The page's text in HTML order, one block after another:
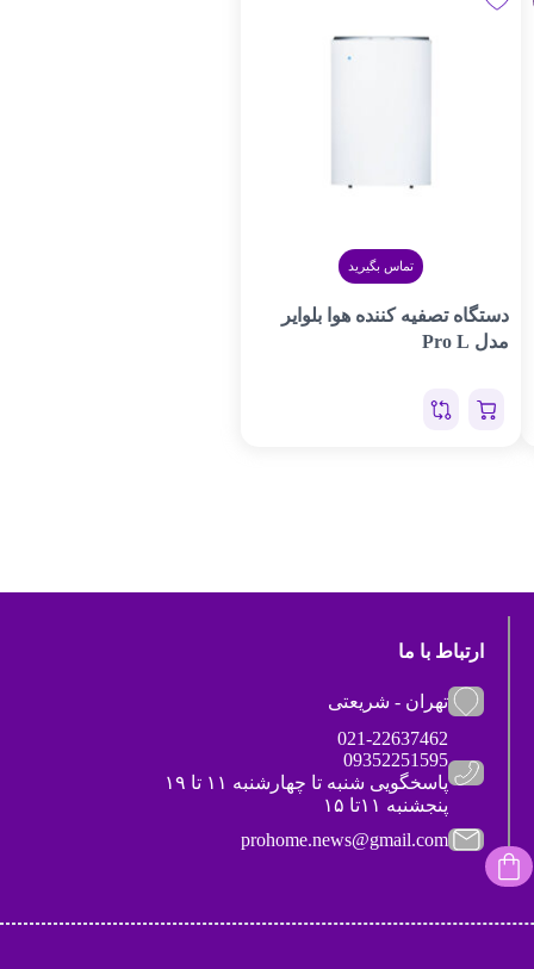
تماس بگیرید
دستگاه تصفیه کننده هوا بلوایر
مدل Pro L
ارتباط با ما
تهران - شریعتی
021-22637462
09352251595
پاسخگویی شنبه تا چهارشنبه ۱۱ تا ۱۹
پنجشنبه ۱۱تا ۱۵
prohome.news@gmail.com